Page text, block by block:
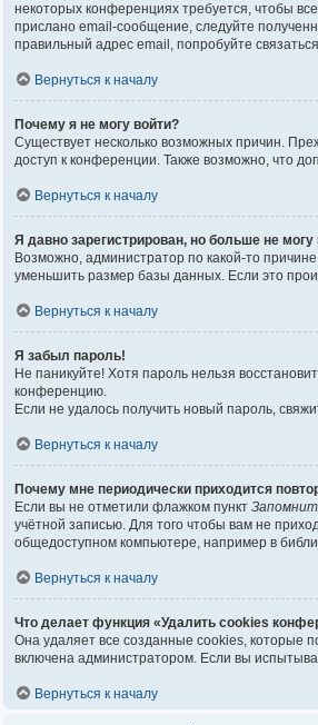
некоторых конференциях требуется, чтобы
прислано email-сообщение, следуйте
правильный адрес email, попробуйте
Вернуться к началу
Почему я не могу войти?
Существует несколько возможных причин.
доступ к конференции. Также возможно, что
Вернуться к началу
Я давно зарегистрирован, но больше не могу
Возможно, администратор по какой-то
уменьшить размер базы данных. Если это
Вернуться к началу
Я забыл пароль!
Не паникуйте! Хотя пароль нельзя
конференцию.
Если не удалось получить новый пароль,
Вернуться к началу
Почему мне периодически приходится
Если вы не отметили флажком пункт
учётной записью. Для того чтобы вам не
общедоступном компьютере, например в
Вернуться к началу
Что делает функция «Удалить cookies
Она удаляет все созданные cookies, которые
включена администратором. Если вы
Вернуться к началу